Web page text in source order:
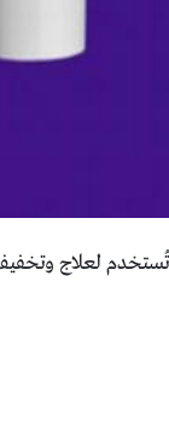
لعلاج وتخفيف